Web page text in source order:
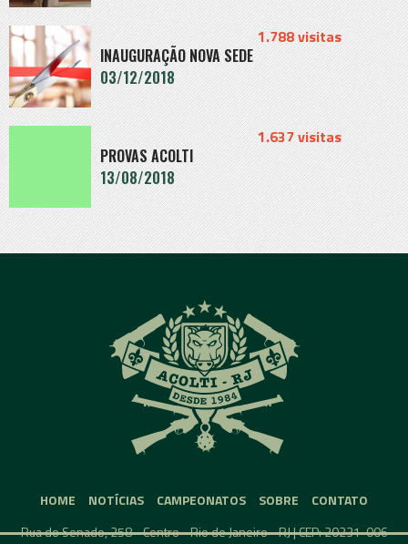
" alt="">
" alt="">
INAUGURAÇÃO NOVA SEDE
1.788 visitas
03/12/2018
" alt="">
PROVAS ACOLTI
1.637 visitas
13/08/2018
HOME NOTÍCIAS CAMPEONATOS SOBRE
CONTATO
Rua do Senado, 258 - Centro - Rio de Janeiro - RJ | CEP: 20231-006